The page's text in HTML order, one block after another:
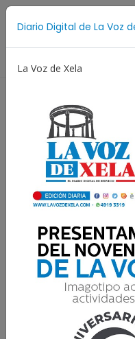
Diario Digital de La Voz
La Voz de Xela
Xela en
presionan
Ante este